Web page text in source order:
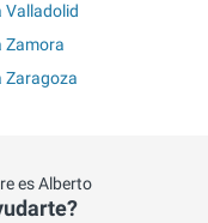
Valladolid
Zamora
Zaragoza
es Alberto